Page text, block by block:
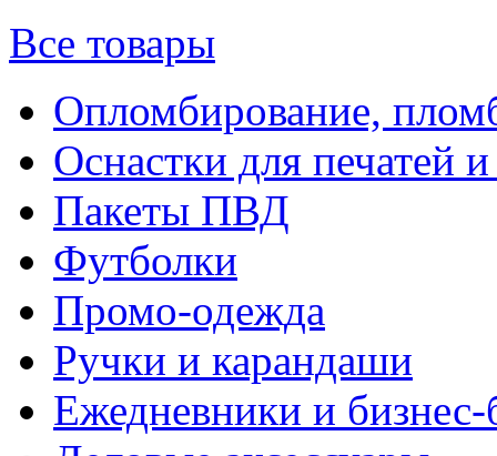
Все товары
Опломбирование,
Оснастки для печатей
Пакеты ПВД
Футболки
Промо-одежда
Ручки и карандаши
Ежедневники и